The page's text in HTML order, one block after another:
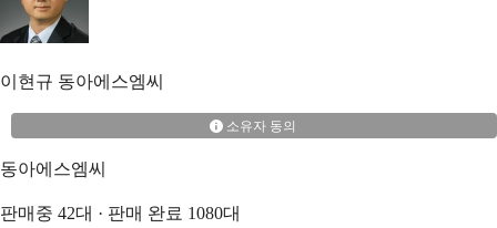
이현규 동아에스엠씨
소유자 동의
동아에스엠씨
판매중 42대 · 판매 완료 1080대